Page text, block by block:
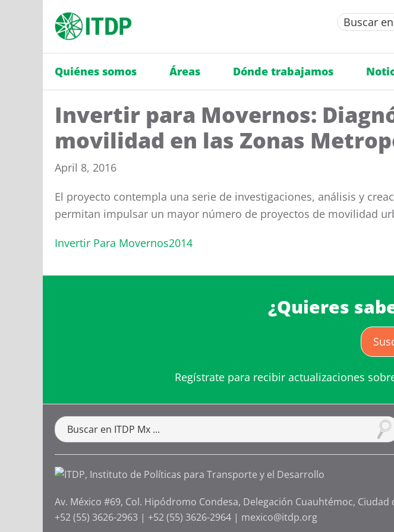
Quiénes somos Áreas Dónde trabajamos
Invertir para Movernos:
movilidad en las Zonas
April 8, 2016
El proyecto contempla una serie de investigaciones, análisis y
permitan impulsar un mayor número de proyectos de movilidad
Invertir Para Movernos2014
¿Quieres
Regístrate para recibir actualizaciones
Av. México #69, Col. Hipódromo Condesa, Delegación Cuauhtémoc, Ciudad
+52 (55) 3626-2963 | +52 (55) 3626-2964 | mexico@itdp.org